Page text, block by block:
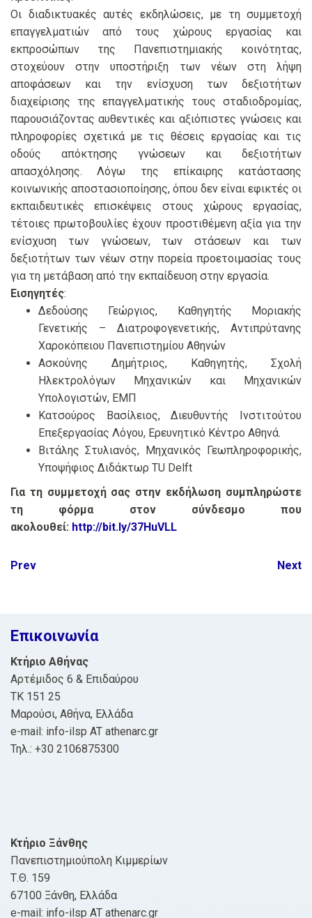
Οι διαδικτυακές αυτές εκδηλώσεις, με τη συμμετοχή
επαγγελματιών από τους χώρους εργασίας και
εκπροσώπων της Πανεπιστημιακής κοινότητας,
στοχεύουν στην υποστήριξη των νέων στη λήψη
αποφάσεων και την ενίσχυση των δεξιοτήτων
διαχείρισης της επαγγελματικής τους σταδιοδρομίας,
παρουσιάζοντας αυθεντικές και αξιόπιστες γνώσεις και
πληροφορίες σχετικά με τις θέσεις εργασίας και τις
οδούς απόκτησης γνώσεων και δεξιοτήτων
απασχόλησης. Λόγω της επίκαιρης κατάστασης
κοινωνικής αποστασιοποίησης, όπου δεν είναι εφικτές οι
εκπαιδευτικές επισκέψεις στους χώρους εργασίας,
τέτοιες πρωτοβουλίες έχουν προστιθέμενη αξία για την
ενίσχυση των γνώσεων, των στάσεων και των
δεξιοτήτων των νέων στην πορεία προετοιμασίας τους
για τη μετάβαση από την εκπαίδευση στην εργασία.
Εισηγητές:
Δεδούσης Γεώργιος, Καθηγητής Μοριακής
Γενετικής – Διατροφογενετικής, Αντιπρύτανης
Χαροκόπειου Πανεπιστημίου Αθηνών
Ασκούνης Δημήτριος, Καθηγητής, Σχολή
Ηλεκτρολόγων Μηχανικών και Μηχανικών
Υπολογιστών, ΕΜΠ
Κατσούρος Βασίλειος, Διευθυντής Ινστιτούτου
Επεξεργασίας Λόγου, Ερευνητικό Κέντρο Αθηνά.
Βιτάλης Στυλιανός, Μηχανικός Γεωπληροφορικής,
Υποψήφιος Διδάκτωρ ΤU Delft
Για τη συμμετοχή σας στην εκδήλωση συμπληρώστε
τη φόρμα στον σύνδεσμο που
ακολουθεί: http://bit.ly/37HuVLL
Post
Prev Next
Επικοινωνία
Κτήριο Αθήνας
Αρτέμιδος 6 & Επιδαύρου
ΤΚ 151 25
Μαρούσι, Αθήνα, Ελλάδα
e-mail: info-ilsp AT athenarc.gr
Τηλ.: +30 2106875300
Κτήριο Ξάνθης
Πανεπιστημιούπολη Κιμμερίων
Τ.Θ. 159
67100 Ξάνθη, Ελλάδα
e-mail: info-ilsp AT athenarc.gr